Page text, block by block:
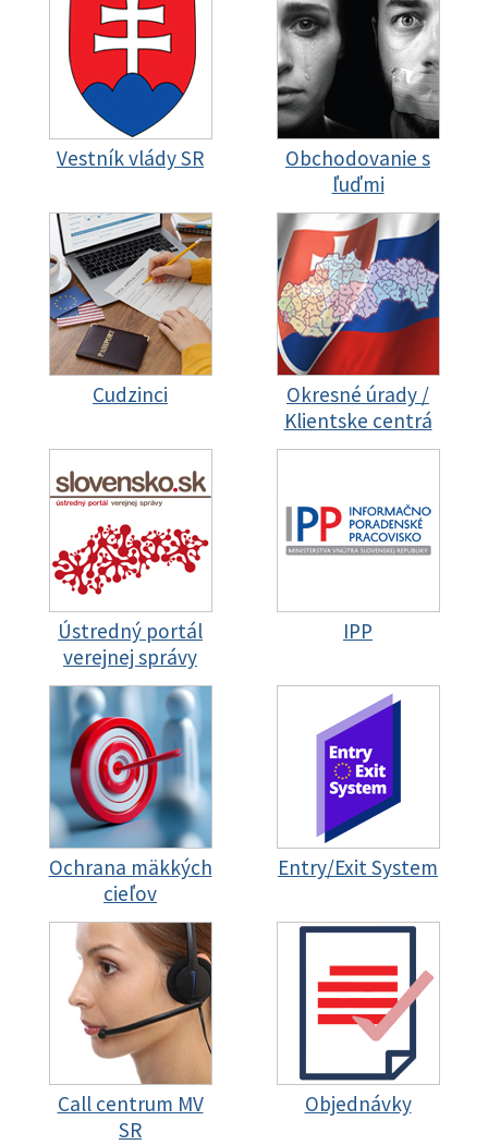
Vestník vlády SR
Obchodovanie s
ľuďmi
Cudzinci
Okresné úrady /
Klientske centrá
Ústredný portál
verejnej správy
IPP
Ochrana mäkkých
cieľov
Entry/Exit System
Call centrum MV
SR
Objednávky